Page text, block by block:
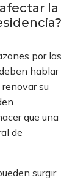
la
por las
hablar
su
que una
de
surgir